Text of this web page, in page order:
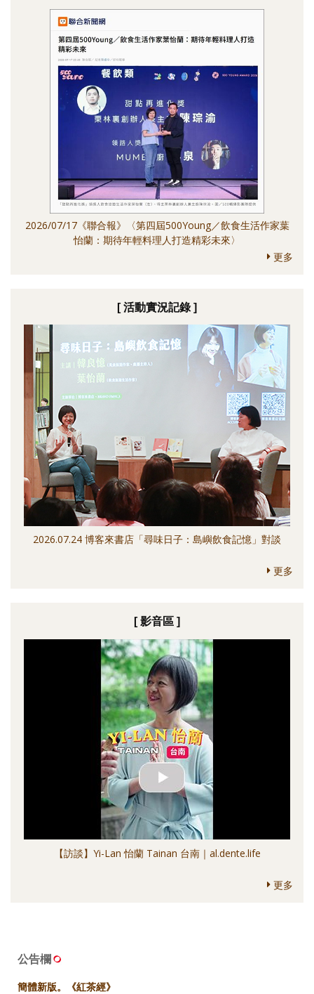
2026/07/17《聯合報》〈第四屆500Young／飲食生活作家葉
怡蘭：期待年輕料理人打造精彩未來〉
更多
[ 活動實況記錄 ]
2026.07.24 博客來書店「尋味日子：島嶼飲食記憶」對談
更多
[ 影音區 ]
【訪談】Yi-Lan 怡蘭 Tainan 台南｜al.dente.life
更多
公告欄
簡體新版。《紅茶經》